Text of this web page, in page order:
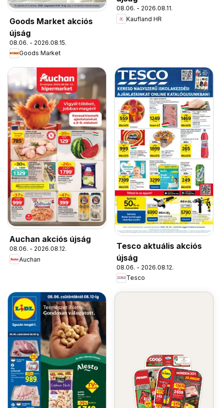
Goods Market akciós
újság
08.06. - 2026.08.15.
Goods Market
08.06. - 2026.08.11.
Kaufland HR
Auchan akciós újság
08.06. - 2026.08.12.
Auchan
Tesco aktuális akciós
újság
08.06. - 2026.08.12.
Tesco